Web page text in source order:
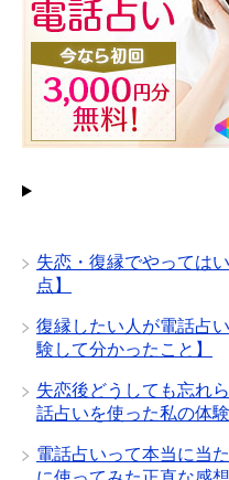
失恋・復縁でやっては
点】
復縁したい人が電話占
験して分かったこと】
失恋後どうしても忘れ
話占いを使った私の体
電話占いって本当に当